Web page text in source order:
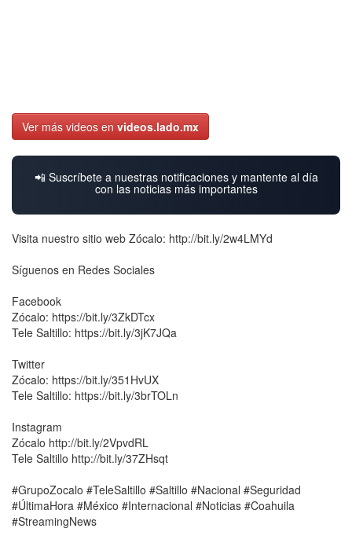
Ver más videos en videos.lado.mx
📲 Suscríbete a nuestras notificaciones y mantente al día
con las noticias más importantes
Visita nuestro sitio web Zócalo: http://bit.ly/2w4LMYd
Síguenos en Redes Sociales
Facebook
Zócalo: https://bit.ly/3ZkDTcx
Tele Saltillo: https://bit.ly/3jK7JQa
Twitter
Zócalo: https://bit.ly/351HvUX
Tele Saltillo: https://bit.ly/3brTOLn
Instagram
Zócalo http://bit.ly/2VpvdRL
Tele Saltillo http://bit.ly/37ZHsqt
#GrupoZocalo #TeleSaltillo #Saltillo #Nacional #Seguridad
#ÚltimaHora #México #Internacional #Noticias #Coahuila
#StreamingNews